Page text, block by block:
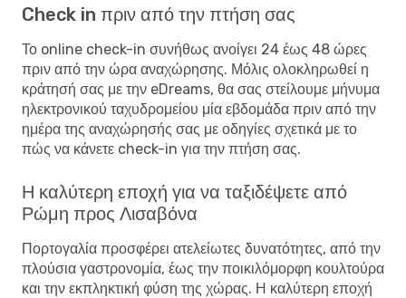
Check in πριν από την πτήση σας
Το online check-in συνήθως ανοίγει 24 έως 48 ώρες
πριν από την ώρα αναχώρησης. Μόλις ολοκληρωθεί η
κράτησή σας με την eDreams, θα σας στείλουμε μήνυμα
ηλεκτρονικού ταχυδρομείου μία εβδομάδα πριν από την
ημέρα της αναχώρησής σας με οδηγίες σχετικά με το
πώς να κάνετε check-in για την πτήση σας.
Η καλύτερη εποχή για να ταξιδέψετε από
Ρώμη προς Λισαβόνα
Πορτογαλία προσφέρει ατελείωτες δυνατότητες, από την
πλούσια γαστρονομία, έως την ποικιλόμορφη κουλτούρα
και την εκπληκτική φύση της χώρας. Η καλύτερη εποχή